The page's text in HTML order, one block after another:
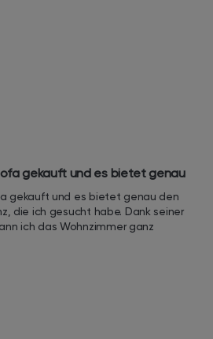
gekauft und es bietet genau
die ich gesucht habe.
Bauweise kann ich das
umgestalten.
gekauft und es bietet genau den
die ich gesucht habe. Dank seiner
ich das Wohnzimmer ganz